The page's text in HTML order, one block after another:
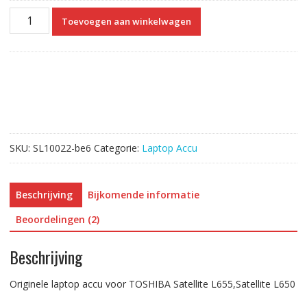
Originele
aantal
Toevoegen aan winkelwagen
SKU: SL10022-be6 Categorie: Laptop Accu
Beschrijving
Bijkomende informatie
Beoordelingen (2)
Beschrijving
Originele laptop accu voor TOSHIBA Satellite L655,Satellite L650